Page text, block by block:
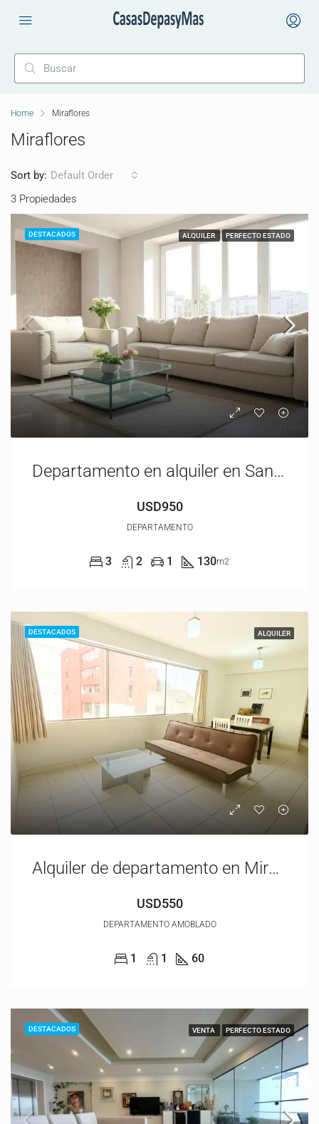
Home Miraflores
Miraflores
3 Propiedades
Sort by: Default Order
DESTACADOS ALQUILER PERFECTO ESTADO
Departamento en alquiler en San Isidro
USD950
DEPARTAMENTO
3 2 1 130m2
DESTACADOS ALQUILER
Alquiler de departamento en Miraflores -Alcanfores
USD550
DEPARTAMENTO AMOBLADO
1 1 60
DESTACADOS VENTA PERFECTO ESTADO